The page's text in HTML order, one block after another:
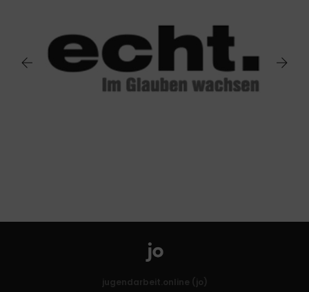
jugendarbeit.online (jo)